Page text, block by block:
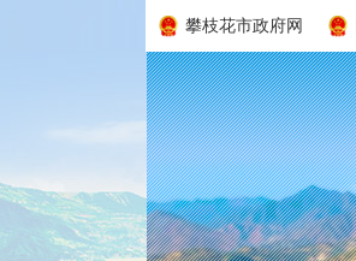
攀枝花市政府网